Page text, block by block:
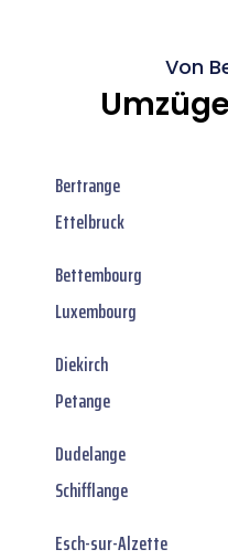
Von
Bertrange
Ettelbruck
Bettembourg
Luxembourg
Diekirch
Petange
Dudelange
Schifflange
Esch-sur-Alzette